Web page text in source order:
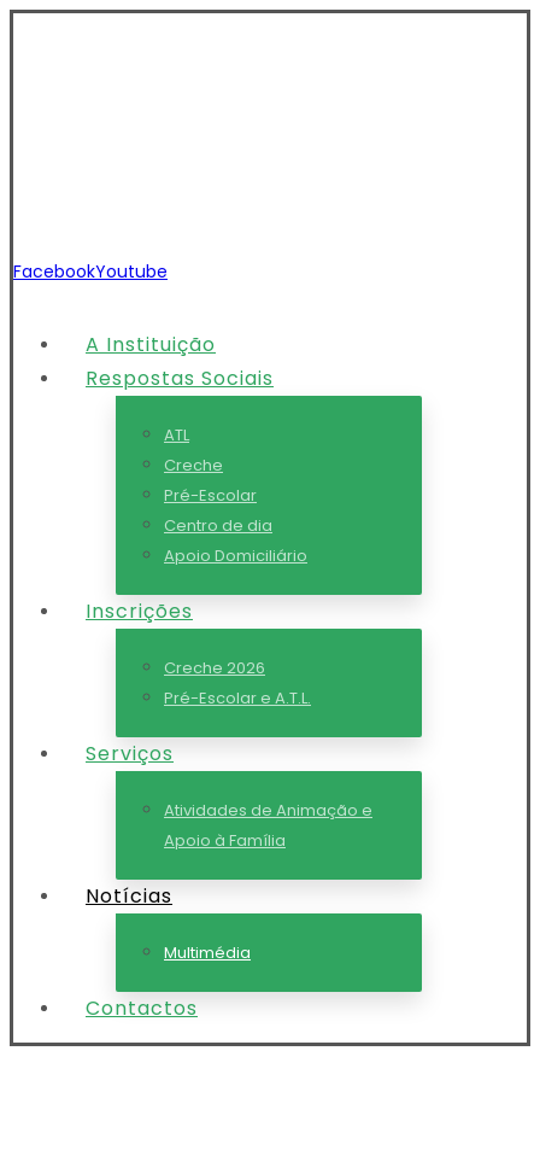
FacebookYoutube
A Instituição
Respostas Sociais
ATL
Creche
Pré-Escolar
Centro de dia
Apoio Domiciliário
Inscrições
Creche 2026
Pré-Escolar e A.T.L.
Serviços
Atividades de Animação e
Apoio à Família
Notícias
Multimédia
Contactos